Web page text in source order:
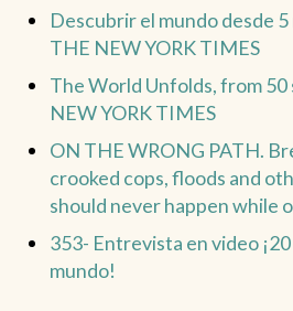
Descubrir el mundo desde
THE NEW YORK TIMES
The World Unfolds, from
NEW YORK TIMES
ON THE WRONG PATH.
crooked cops, floods and
should never happen while
353- Entrevista en video
mundo!